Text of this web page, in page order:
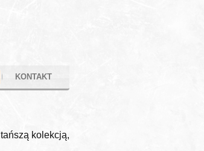
KONTAKT
kolekcją,